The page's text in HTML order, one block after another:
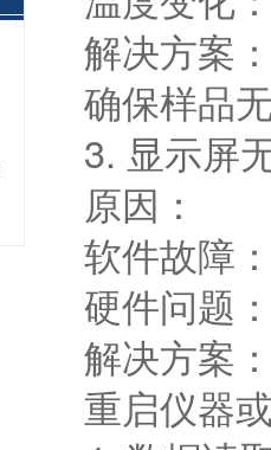
解决方案
确保样品
3. 显示屏
原因：
软件故障
硬件问题
解决方案
重启仪器